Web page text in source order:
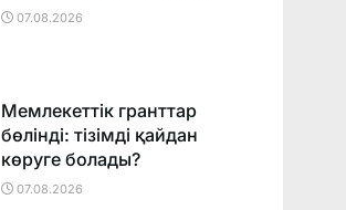
07.08.2026
Мемлекеттік гранттар
бөлінді: тізімді қайдан
көруге болады?
07.08.2026